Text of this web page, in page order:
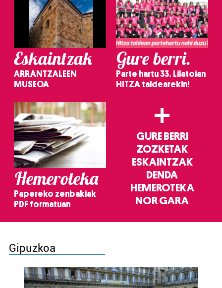
Eskaintzak
ARRANTZALEEN
MUSEOA
Gure berri.
Parte hartu 33. Lilatoian
HITZA taldearekin!
Hemeroteka
Papereko zenbakiak
PDF formatuan
+
GURE BERRI
ZOZKETAK
ESKAINTZAK
DENDA
HEMEROTEKA
NOR GARA
Gipuzkoa